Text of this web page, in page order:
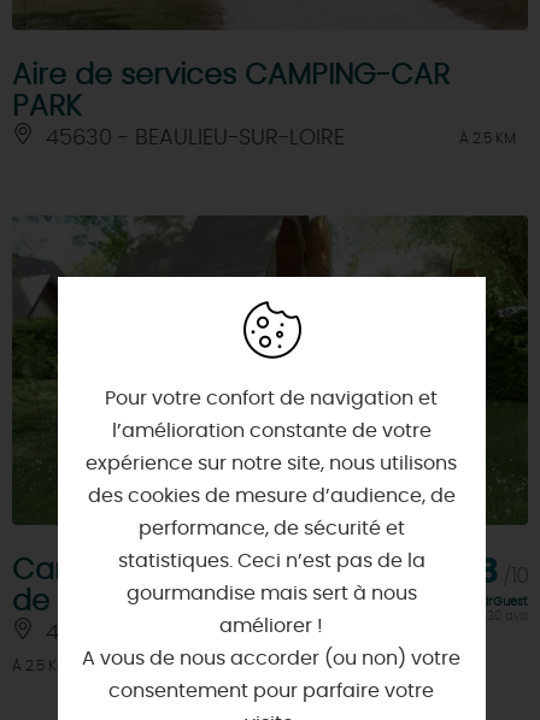
Aire de services CAMPING-CAR
PARK
45630 - BEAULIEU-SUR-LOIRE À 2.5 KM
Camping de mon village
de Beaulieu-sur-Loire
45630 - BEAULIEU-SUR-LOIRE
À 2.5 KM
8,8
Note FairGuest
Pour votre confort de navigation et
l’amélioration constante de votre
expérience sur notre site, nous utilisons
des cookies de mesure d’audience, de
performance, de sécurité et
statistiques. Ceci n’est pas de la
gourmandise mais sert à nous
améliorer !
A vous de nous accorder (ou non) votre
consentement pour parfaire votre